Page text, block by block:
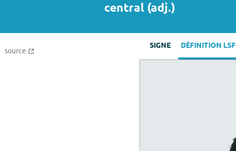
central(adj.)
source SIGNE DÉFINITION LSF